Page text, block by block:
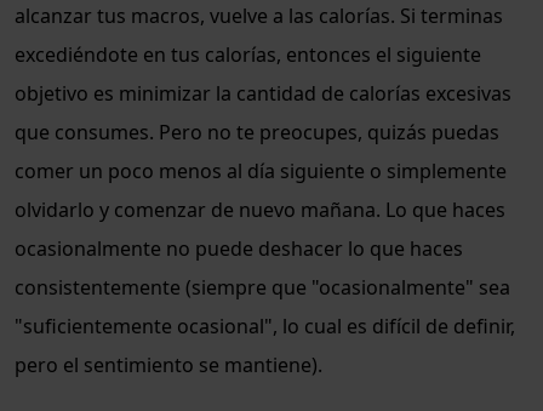
alcanzar tus macros, vuelve a las calorías. Si terminas
excediéndote en tus calorías, entonces el siguiente
objetivo es minimizar la cantidad de calorías excesivas
que consumes. Pero no te preocupes, quizás puedas
comer un poco menos al día siguiente o simplemente
olvidarlo y comenzar de nuevo mañana. Lo que haces
ocasionalmente no puede deshacer lo que haces
consistentemente (siempre que "ocasionalmente" sea
"suficientemente ocasional", lo cual es difícil de definir,
pero el sentimiento se mantiene).